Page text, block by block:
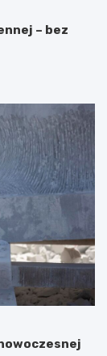
– bez